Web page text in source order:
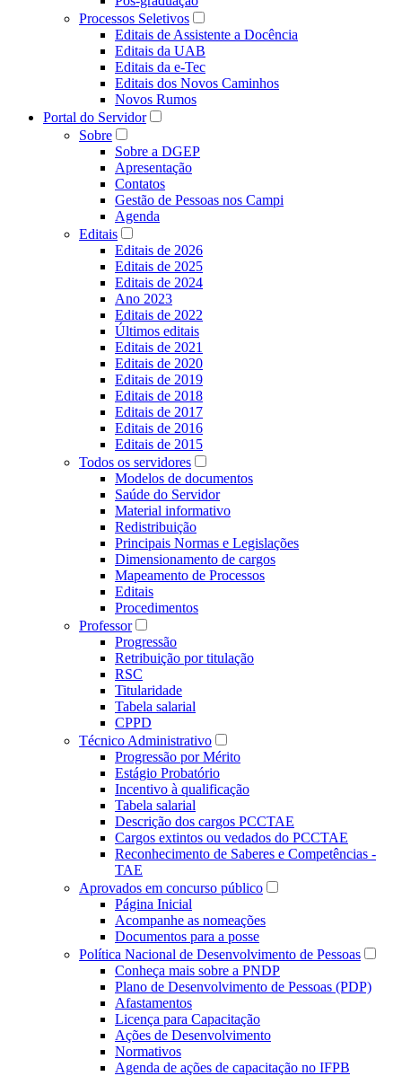
Processos Seletivos
Editais de Assistente a Docência
Editais da UAB
Editais da e-Tec
Editais dos Novos Caminhos
Novos Rumos
Portal do Servidor
Sobre
Sobre a DGEP
Apresentação
Contatos
Gestão de Pessoas nos Campi
Agenda
Editais
Editais de 2026
Editais de 2025
Editais de 2024
Ano 2023
Editais de 2022
Últimos editais
Editais de 2021
Editais de 2020
Editais de 2019
Editais de 2018
Editais de 2017
Editais de 2016
Editais de 2015
Todos os servidores
Modelos de documentos
Saúde do Servidor
Material informativo
Redistribuição
Principais Normas e Legislações
Dimensionamento de cargos
Mapeamento de Processos
Editais
Procedimentos
Professor
Progressão
Retribuição por titulação
RSC
Titularidade
Tabela salarial
CPPD
Técnico Administrativo
Progressão por Mérito
Estágio Probatório
Incentivo à qualificação
Tabela salarial
Descrição dos cargos PCCTAE
Cargos extintos ou vedados do PCCTAE
Reconhecimento de Saberes e Competências -
TAE
Aprovados em concurso público
Página Inicial
Acompanhe as nomeações
Documentos para a posse
Política Nacional de Desenvolvimento de Pessoas
Conheça mais sobre a PNDP
Plano de Desenvolvimento de Pessoas (PDP)
Afastamentos
Licença para Capacitação
Ações de Desenvolvimento
Normativos
Agenda de ações de capacitação no IFPB